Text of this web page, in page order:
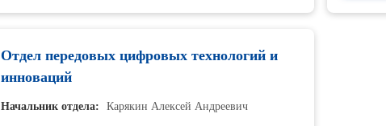
Отдел передовых цифровых технологий и
инноваций
Начальник отдела: Карякин Алексей Андреевич